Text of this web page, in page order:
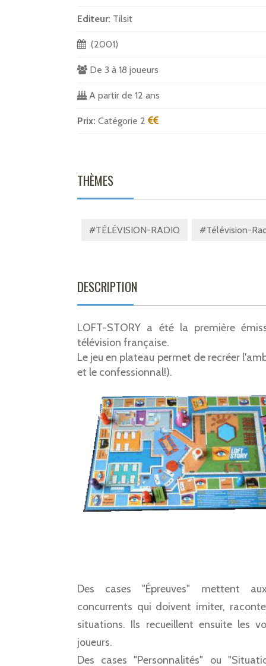
Editeur: Tilsit
(2001)
De 3 à 18 joueurs
A partir de 12 ans
Prix: Catégorie 2
THÈMES
#TÉLÉVISION-RADIO #Télévision-
DESCRIPTION
LOFT-STORY a été la première
télévision française.
Le jeu en plateau permet de recréer
et le confessionnal!).
Des cases "Épreuves" mettent
concurrents qui doivent imiter,
situations. Ils recueillent ensuite les
joueurs.
Des cases "Personnalités" ou